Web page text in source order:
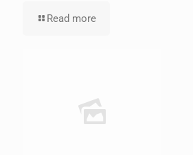
Read more